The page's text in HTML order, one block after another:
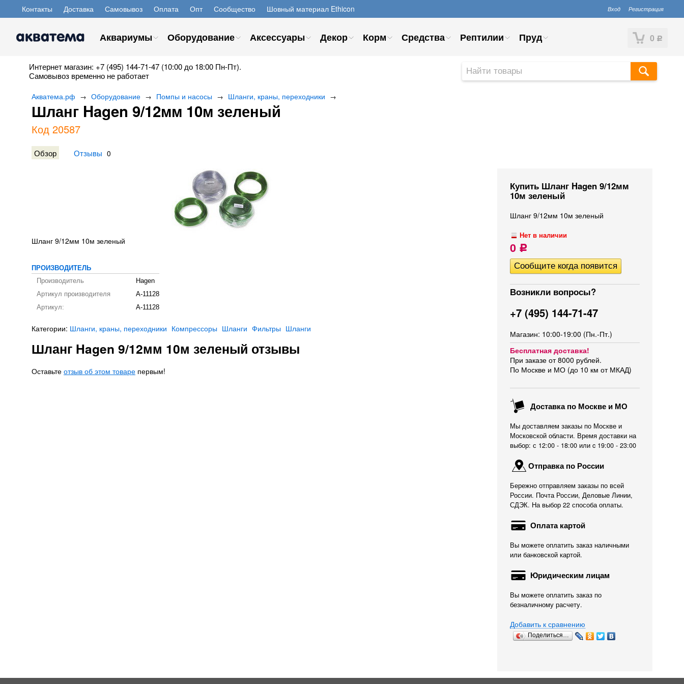
Контакты Доставка Самовывоз Оплата Опт Сообщество Шовный материал Ethicon Вход Регистрация
0 Р
Аквариумы Оборудование Аксессуары Декор Корм Средства Рептилии Пруд
Интернет магазин: +7 (495) 144-71-47 (10:00 до 18:00 Пн-Пт).
Самовывоз временно не работает
Акватема.рф → Оборудование → Помпы и насосы → Шланги, краны, переходники →
Шланг Hagen 9/12мм 10м зеленый
Код 20587
Обзор Отзывы 0
Купить Шланг Hagen 9/12мм
10м зеленый
Шланг 9/12мм 10м зеленый
Нет в наличии
0 Р
Возникли вопросы?
+7 (495) 144-71-47
Магазин: 10:00-19:00 (Пн.-Пт.)
Бесплатная доставка!
При заказе от 8000 рублей.
По Москве и МО (до 10 км от МКАД)
Доставка по Москве и МО
Мы доставляем заказы по Москве и
Московской области. Время доставки на
выбор: с 12:00 - 18:00 или c 19:00 - 23:00
Отправка по России
Бережно отправляем заказы по всей
России. Почта России, Деловые Линии,
СДЭК. На выбор 22 способа оплаты.
Оплата картой
Вы можете оплатить заказ наличными
или банковской картой.
Юридическим лицам
Вы можете оплатить заказ по
безналичному расчету.
Добавить к сравнению
Поделиться…
Шланг 9/12мм 10м зеленый
ПРОИЗВОДИТЕЛЬ
Производитель
Hagen
Артикул производителя
A-11128
Артикул:
A-11128
Категории: Шланги, краны, переходники Компрессоры Шланги Фильтры Шланги
Шланг Hagen 9/12мм 10м зеленый отзывы
Оставьте отзыв об этом товаре первым!